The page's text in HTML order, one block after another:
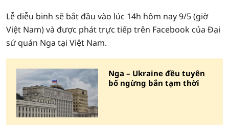
Lễ diễu binh sẽ bắt đầu vào lúc 14h hôm nay 9/5 (giờ
Việt Nam) và được phát trực tiếp trên Facebook của Đại
sứ quán Nga tại Việt Nam.
Nga – Ukraine đều tuyên
bố ngừng bắn tạm thời